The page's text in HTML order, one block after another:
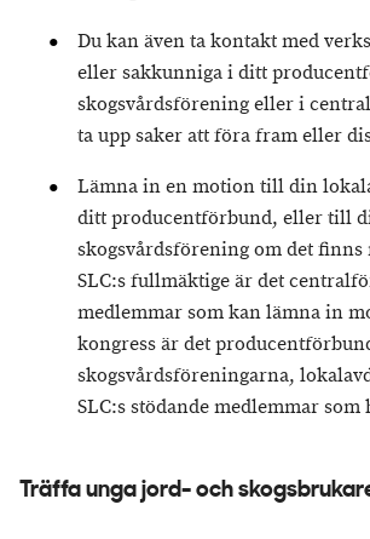
Du kan även ta kontakt med
eller sakkunniga i ditt
skogsvårdsförening eller i
ta upp saker att föra fram eller
Lämna in en motion till din
ditt producentförbund, eller till
skogsvårdsförening om det
SLC:s fullmäktige är det
medlemmar som kan lämna in
kongress är det
skogsvårdsföreningarna,
SLC:s stödande medlemmar
Träffa unga jord- och